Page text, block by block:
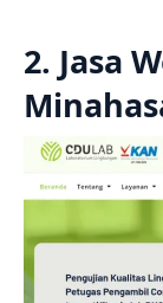
2. Jasa